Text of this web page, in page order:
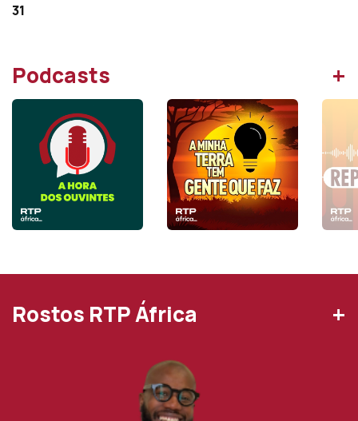
31
Podcasts +
Rostos RTP África +